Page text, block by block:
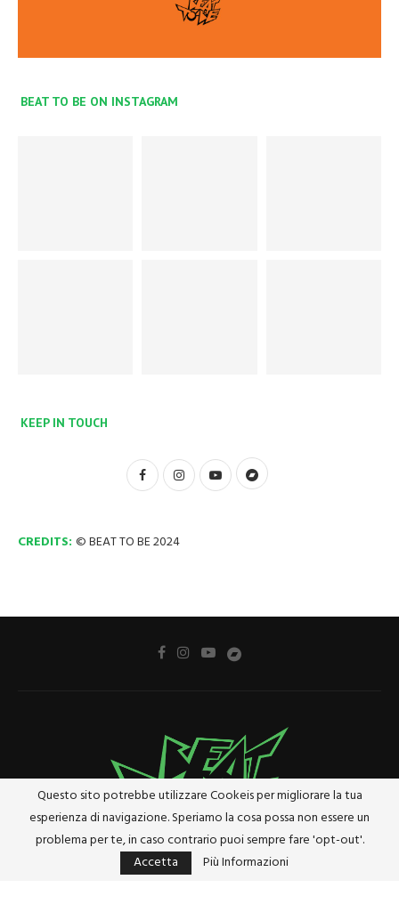
BEAT TO BE ON INSTAGRAM
KEEP IN TOUCH
CREDITS: © BEAT TO BE 2024
Cookie Policy
Questo sito potrebbe utilizzare Cookeis per migliorare la tua
esperienza di navigazione. Speriamo la cosa possa non essere un
problema per te, in caso contrario puoi sempre fare 'opt-out'.
Accetta
Più Informazioni